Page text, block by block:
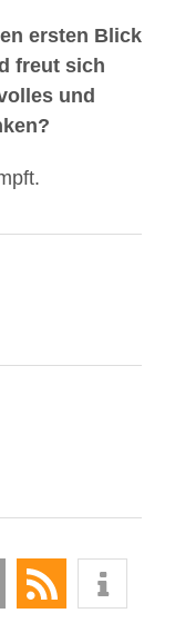
ersten Blick
freut sich
und